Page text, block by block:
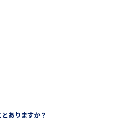
とありますか？